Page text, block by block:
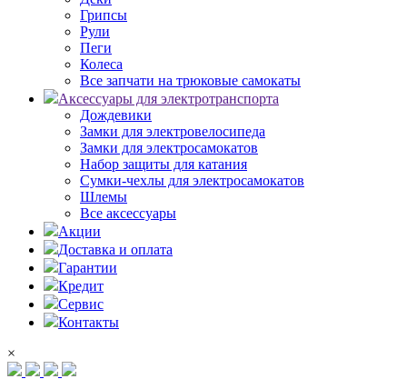
Грипсы
Рули
Пеги
Колеса
Все запчати на трюковые самокаты
Аксессуары для электротранспорта
Дождевики
Замки для электровелосипеда
Замки для электросамокатов
Набор защиты для катания
Сумки-чехлы для электросамокатов
Шлемы
Все аксессуары
Акции
Доставка и оплата
Гарантии
Кредит
Сервис
Контакты
×